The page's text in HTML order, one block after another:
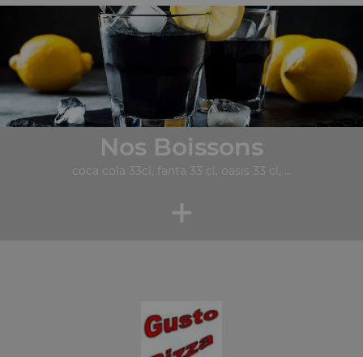
Nos Boissons
coca cola 33cl, fanta 33 cl, oasis 33 cl, ...
+